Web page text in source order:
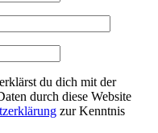
du dich mit der
durch diese Website
zur Kenntnis